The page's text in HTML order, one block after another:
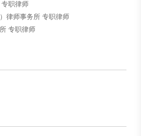
职律师
律师事务所 专职律师
专职律师